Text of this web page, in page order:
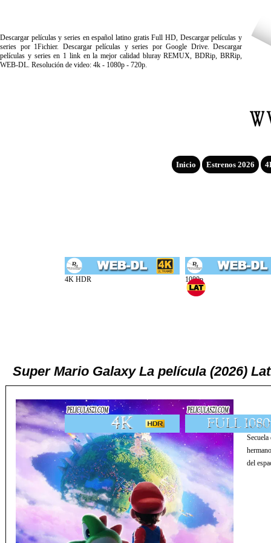
Descargar películas y series en español latino gratis Full HD, Descargar películas y
series por 1Fichier. Descargar películas y series por Google Drive. Descargar
películas y series en 1 link en la mejor calidad bluray REMUX, BDRip, BRRip,
WEB-DL. Resolución de video: 4k - 1080p - 720p.
Inicio Estrenos 2026
Super Mario Galaxy La película (2026)
del